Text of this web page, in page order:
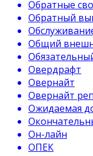
Обратные
Обратный
Общий
Овердрафт
Овернайт
Овернайт
Ожидаемая
Он-лайн
ОПЕК